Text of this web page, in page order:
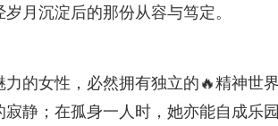
月沉淀后的那份从容与笃定。
力的女性，必然拥有独立的🔥精神世
静；在孤身一人时，她亦能自成乐